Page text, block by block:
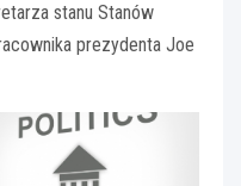
stanu Stanów
prezydenta Joe